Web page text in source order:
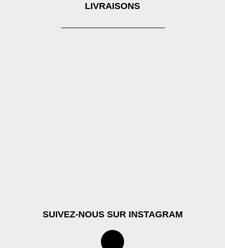
LIVRAISONS
SUIVEZ-NOUS SUR INSTAGRAM